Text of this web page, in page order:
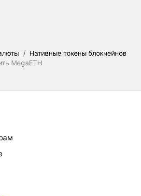
/ Нативные токены блокчейнов
MegaETH